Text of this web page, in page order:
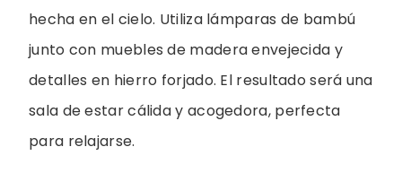
hecha en el cielo. Utiliza lámparas de bambú
junto con muebles de madera envejecida y
detalles en hierro forjado. El resultado será una
sala de estar cálida y acogedora, perfecta
para relajarse.